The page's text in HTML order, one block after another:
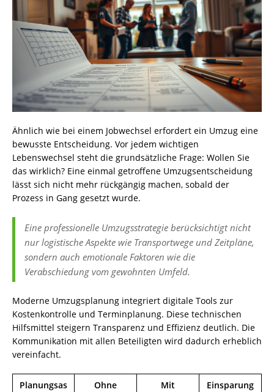
Ähnlich wie bei einem Jobwechsel erfordert ein Umzug eine
bewusste Entscheidung. Vor jedem wichtigen
Lebenswechsel steht die grundsätzliche Frage: Wollen Sie
das wirklich? Eine einmal getroffene Umzugsentscheidung
lässt sich nicht mehr rückgängig machen, sobald der
Prozess in Gang gesetzt wurde.
Eine professionelle Umzugsstrategie berücksichtigt nicht
nur logistische Aspekte wie Transportwege und Zeitpläne,
sondern auch emotionale Faktoren wie die
Verabschiedung vom gewohnten Umfeld.
Moderne Umzugsplanung integriert digitale Tools zur
Kostenkontrolle und Terminplanung. Diese technischen
Hilfsmittel steigern Transparenz und Effizienz deutlich. Die
Kommunikation mit allen Beteiligten wird dadurch erheblich
vereinfacht.
Planungsas
Ohne
Mit
Einsparung